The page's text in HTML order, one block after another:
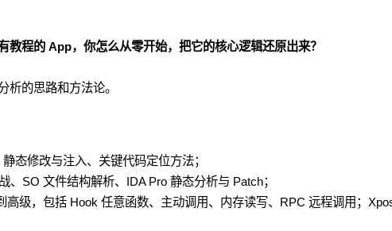
教程的 App，你怎么从零开始，把它的核心逻辑还原出来？
析的思路和方法论。
态修改与注入、关键代码定位方法；
、SO 文件结构解析、IDA Pro 静态分析与 Patch；
高级，包括 Hook 任意函数、主动调用、内存读写、RPC 远程调用；